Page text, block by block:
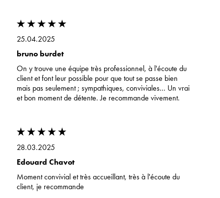
25.04.2025
bruno burdet
On y trouve une équipe très professionnel, à l'écoute du
client et font leur possible pour que tout se passe bien
mais pas seulement ; sympathiques, conviviales... Un vrai
et bon moment de détente. Je recommande vivement.
28.03.2025
Edouard Chavot
Moment convivial et très accueillant, très à l'écoute du
client, je recommande